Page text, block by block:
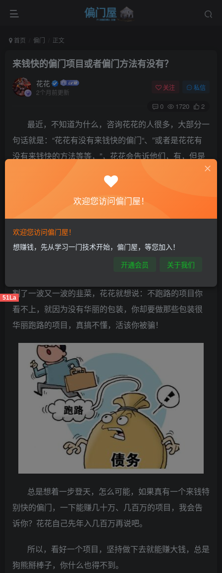
首页 偏门 正文
来钱快的偏门项目或者偏门方法有没有？
花花
2个月前更新
关注 私信
0 1720 2
最近，不知道为什么，咨询花花的人很多，大部分一
句话就是：“花花有没有来钱快的偏门“、”或者是花花有
没有来钱快的方法等等，”，花花会告诉他们，有，但是
花花做什么的，无非就是赔钱了，想找一个捞钱快的项
目做做，还有很多人说做生意赔了好几百万等等，那
么，来钱快的偏门项目或者偏门方法有没有？
当然有了，只是你看不上罢了，花花现在做霸天影
视，但是，并没有大力的去宣传，也没有华丽的包装，
割了一波又一波的韭菜，花花就想说：不跑路的项目你
看不上，就因为没有华丽的包装，你却要做那些包装很
华丽跑路的项目，真搞不懂，活该你被骗！
总是想着一步登天，怎么可能，如果真有一个来钱特
别快的偏门，一下能赚几十万、几百万的项目，我会告
诉你？花花自己先年入几百万再说吧。
所以，看好一个项目，坚持做下去就能赚大钱，总是
狗熊掰棒子，你什么也得不到。
欢迎您访问偏门屋！
欢迎您访问偏门屋！
想赚钱，先从学习一门技术开始，偏门屋，等您加入！
开通会员
关于我们
51La